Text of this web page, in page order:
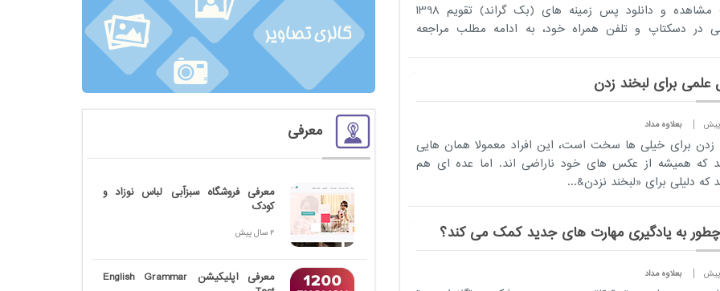
جهت مشاهده و دانلود پس زمینه های (بک گراند) تقویم 1398
در دسکتاپ و تلفن همراه خود، ​به ادامه مطلب مراجعه
علمی برای لبخند زدن
بعلاوه مداد
زدن برای خیلی ها سخت است، این افراد معمولا همان هایی
که همیشه از عکس های خود ناراضی اند. اما عده ای هم
که دلیلی برای «لبخند نزدن&...
به یادگیری مهارت های جدید کمک می کند؟
بعلاوه مداد
معرفی
معرفی فروشگاه سبزآبی لباس نوزاد و
کودک
2 سال پیش
معرفی اپلیکیشن English Grammar